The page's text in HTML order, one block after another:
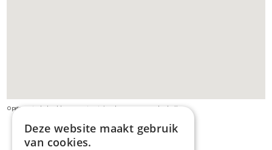
Opgepast: de beelden van streetview kunnen verouderd zijn
Deze website maakt gebruik
van cookies.